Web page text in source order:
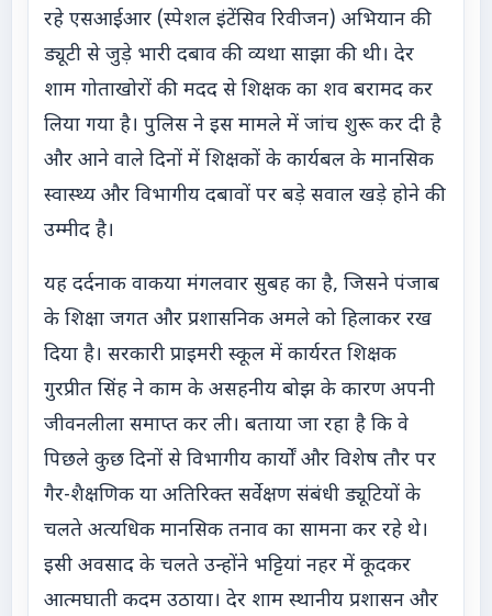
रहे एसआईआर (स्पेशल इंटेंसिव रिवीजन) अभियान की
ड्यूटी से जुड़े भारी दबाव की व्यथा साझा की थी। देर
शाम गोताखोरों की मदद से शिक्षक का शव बरामद कर
लिया गया है। पुलिस ने इस मामले में जांच शुरू कर दी है
और आने वाले दिनों में शिक्षकों के कार्यबल के मानसिक
स्वास्थ्य और विभागीय दबावों पर बड़े सवाल खड़े होने की
उम्मीद है।
यह दर्दनाक वाकया मंगलवार सुबह का है, जिसने पंजाब
के शिक्षा जगत और प्रशासनिक अमले को हिलाकर रख
दिया है। सरकारी प्राइमरी स्कूल में कार्यरत शिक्षक
गुरप्रीत सिंह ने काम के असहनीय बोझ के कारण अपनी
जीवनलीला समाप्त कर ली। बताया जा रहा है कि वे
पिछले कुछ दिनों से विभागीय कार्यों और विशेष तौर पर
गैर-शैक्षणिक या अतिरिक्त सर्वेक्षण संबंधी ड्यूटियों के
चलते अत्यधिक मानसिक तनाव का सामना कर रहे थे।
इसी अवसाद के चलते उन्होंने भट्टियां नहर में कूदकर
आत्मघाती कदम उठाया। देर शाम स्थानीय प्रशासन और